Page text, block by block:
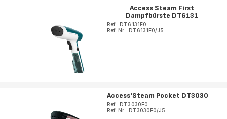
Access Steam First
Dampfbürste DT6131
Ref.: DT6131E0
Ref. Nr.: DT6131E0/J5
Access'Steam Pocket DT3030
Ref.: DT3030E0
Ref. Nr.: DT3030E0/J5